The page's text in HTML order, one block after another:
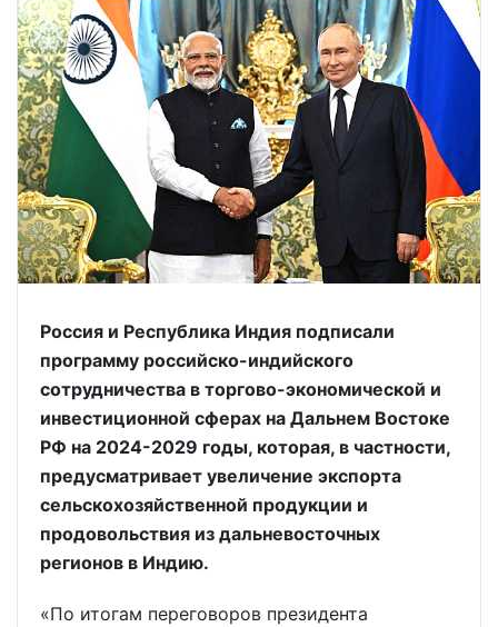
Россия и Республика Индия подписали
программу российско-индийского
сотрудничества в торгово-экономической и
инвестиционной сферах на Дальнем Востоке
РФ на 2024-2029 годы, которая, в частности,
предусматривает увеличение экспорта
сельскохозяйственной продукции и
продовольствия из дальневосточных
регионов в Индию.
«По итогам переговоров президента